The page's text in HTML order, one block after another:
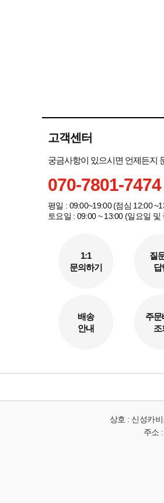
고객센터
궁금사항이 있으시면 언제든지
070-7801-7474
평일 : 09:00~19:00 (점심 12:00
토요일 : 09:00 ~ 13:00 (일요일 및
1:1
문의하기
질
답
배송
안내
주문
조
상호 : 신성카
주소 :